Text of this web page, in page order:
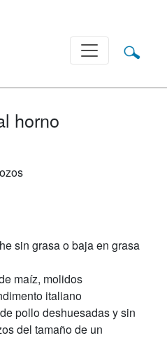
horno
sin grasa o baja en grasa
maíz, molidos
italiano
pollo deshuesadas y sin
del tamaño de un